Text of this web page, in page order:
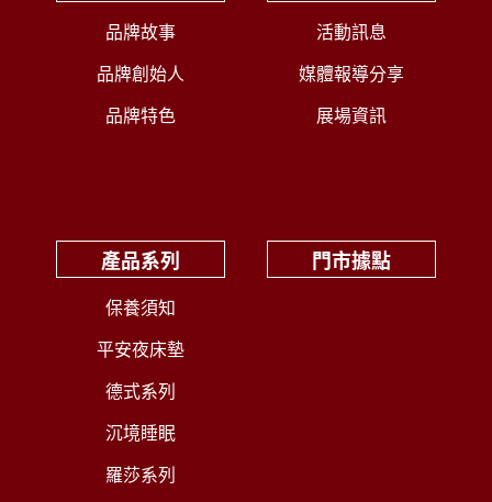
品牌故事
品牌創始人
品牌特色
活動訊息
媒體報導分享
展場資訊
產品系列
保養須知
平安夜床墊
德式系列
沉境睡眠
羅莎系列
門市據點